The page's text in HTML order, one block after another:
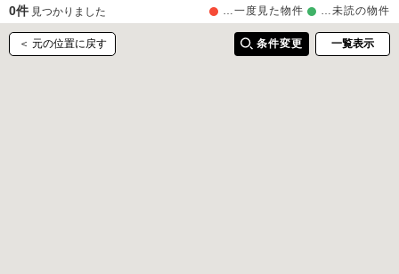
0件 見つかりました …一度見た物件 …未読の物件
＜ 元の位置に戻す 一覧表示
条件変更